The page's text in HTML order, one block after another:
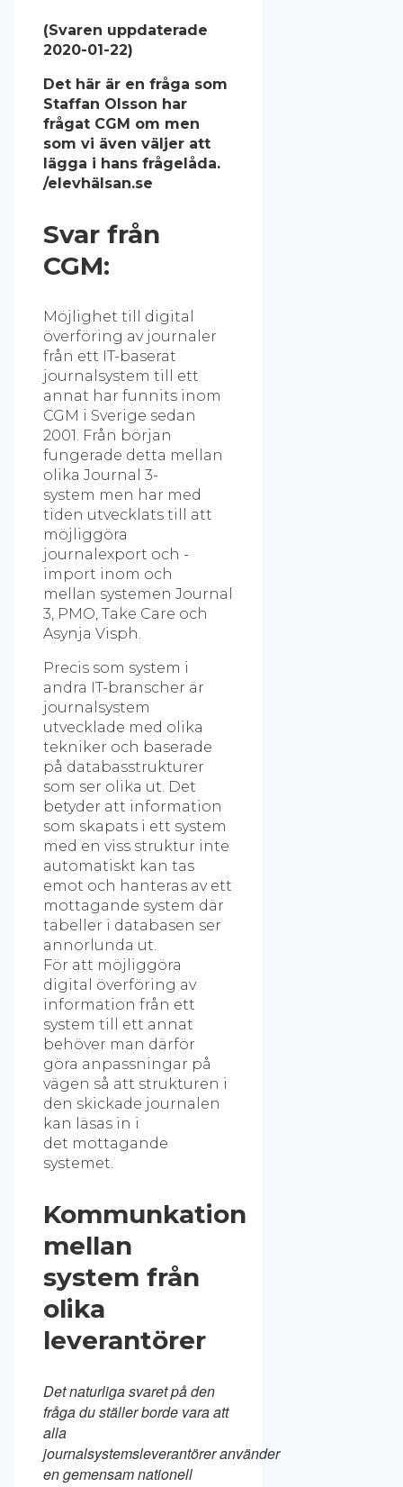
(Svaren uppdaterade
2020-01-22)
Det här är en fråga som
Staffan Olsson har
frågat CGM om men
som vi även väljer att
lägga i hans frågelåda.
/elevhälsan.se
Svar från
CGM:
Möjlighet till digital
överföring av journaler
från ett IT-baserat
journalsystem till ett
annat har funnits inom
CGM i Sverige sedan
2001. Från början
fungerade detta mellan
olika Journal 3-
system men har med
tiden utvecklats till att
möjliggöra
journalexport och -
import inom och
mellan systemen Journal
3, PMO, Take Care och
Asynja Visph.
Precis som system i
andra IT-branscher är
journalsystem
utvecklade med olika
tekniker och baserade
på databasstrukturer
som ser olika ut. Det
betyder att information
som skapats i ett system
med en viss struktur inte
automatiskt kan tas
emot och hanteras av ett
mottagande system där
tabeller i databasen ser
annorlunda ut.
För att möjliggöra
digital överföring av
information från ett
system till ett annat
behöver man därför
göra anpassningar på
vägen så att strukturen i
den skickade journalen
kan läsas in i
det mottagande
systemet.
Kommunkation
mellan
system från
olika
leverantörer
Det naturliga svaret på den
fråga du ställer borde vara att
alla
journalsystemsleverantörer använder
en gemensam nationell